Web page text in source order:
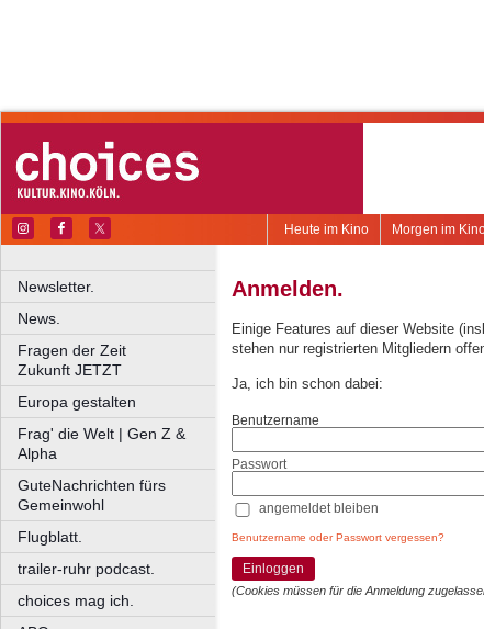
Morgen im
Heute im Kino
Newsletter.
News.
Fragen der Zeit
Zukunft JETZT
Europa gestalten
Frag' die Welt | Gen Z &
Alpha
GuteNachrichten fürs
Gemeinwohl
Flugblatt.
trailer-ruhr podcast.
choices mag ich.
Anmelden.
Einige Features auf dieser Website
stehen nur registrierten Mitgliedern
Ja, ich bin schon dabei:
Benutzername
Passwort
angemeldet bleiben
Benutzername oder Passwort vergessen?
Einloggen
(Cookies müssen für die Anmeldung